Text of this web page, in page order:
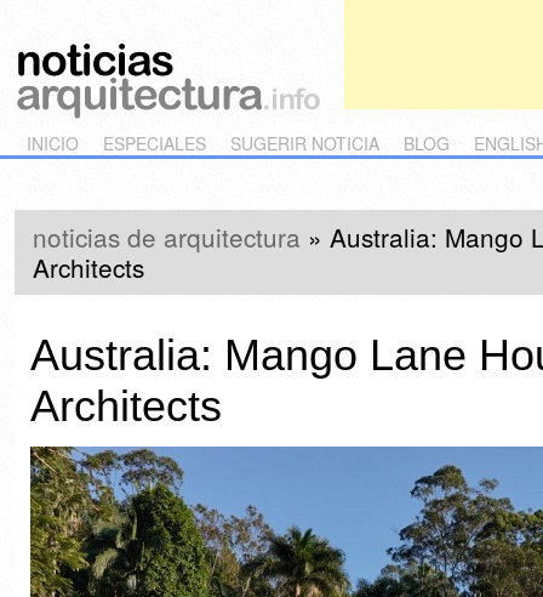
Main menu
Skip to primary content
Skip to secondary content
INICIO ESPECIALES SUGERIR NOTICIA BLOG
noticias de arquitectura » Australia: Mango
Architects
Australia: Mango Lane
Architects